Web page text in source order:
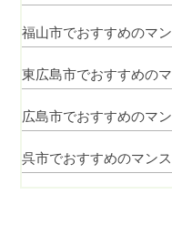
福山市でおすすめのマ
東広島市でおすすめの
広島市でおすすめのマ
呉市でおすすめのマン